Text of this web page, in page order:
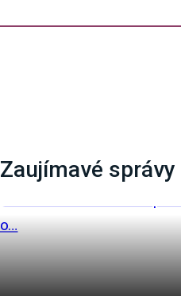
Zaujímavé správy